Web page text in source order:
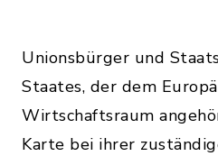
Unionsbürger und
Staates, der dem
Wirtschaftsraum
Karte bei ihrer